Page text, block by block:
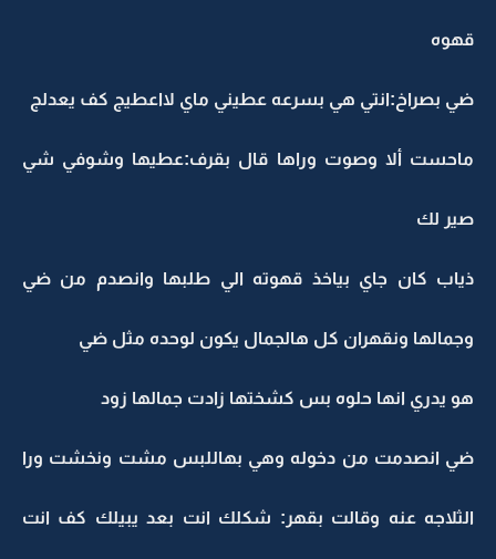
قهوه
ضي بصراخ:انتي هي بسرعه عطيني ماي لااعطيج كف يعدلج
ماحست ألا وصوت وراها قال بقرف:عطيها وشوفي شي
صير لك
ذياب كان جاي بياخذ قهوته الي طلبها وانصدم من ضي
وجمالها ونقهران كل هالجمال يكون لوحده مثل ضي
هو يدري انها حلوه بس كشختها زادت جمالها زود
ضي انصدمت من دخوله وهي بهاللبس مشت ونخشت ورا
الثلاجه عنه وقالت بقهر: شكلك انت بعد يبيلك كف انت